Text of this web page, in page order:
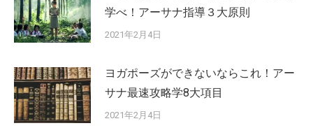
学べ！アーサナ指導３大原則
2021年2月4日
ヨガポーズができないならこれ！アー
サナ最速攻略学8大項目
2021年2月4日